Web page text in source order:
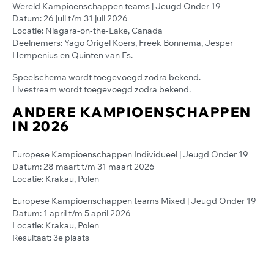
Wereld Kampioenschappen teams | Jeugd Onder 19
Datum: 26 juli t/m 31 juli 2026
Locatie: Niagara-on-the-Lake, Canada
Deelnemers: Yago Origel Koers, Freek Bonnema, Jesper
Hempenius en Quinten van Es.
Speelschema wordt toegevoegd zodra bekend.
Livestream wordt toegevoegd zodra bekend.
ANDERE KAMPIOENSCHAPPEN
IN 2026
Europese Kampioenschappen Individueel | Jeugd Onder 19
Datum: 28 maart t/m 31 maart 2026
Locatie: Krakau, Polen
Europese Kampioenschappen teams Mixed | Jeugd Onder 19
Datum: 1 april t/m 5 april 2026
Locatie: Krakau, Polen
Resultaat: 3e plaats